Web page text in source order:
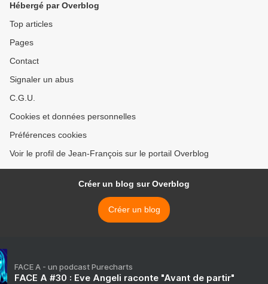
Hébergé par Overblog
Top articles
Pages
Contact
Signaler un abus
C.G.U.
Cookies et données personnelles
Préférences cookies
Voir le profil de Jean-François sur le portail Overblog
Créer un blog sur Overblog
Créer un blog
FACE A - un podcast Purecharts
FACE A #30 : Eve Angeli raconte "Avant de partir"